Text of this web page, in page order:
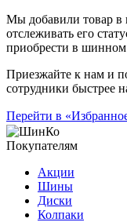
Мы добавили товар в
отслеживать его
приобрести в шинном
Приезжайте к нам и
сотрудники быстрее
Перейти в
Покупателям
Акции
Шины
Диски
Колпаки